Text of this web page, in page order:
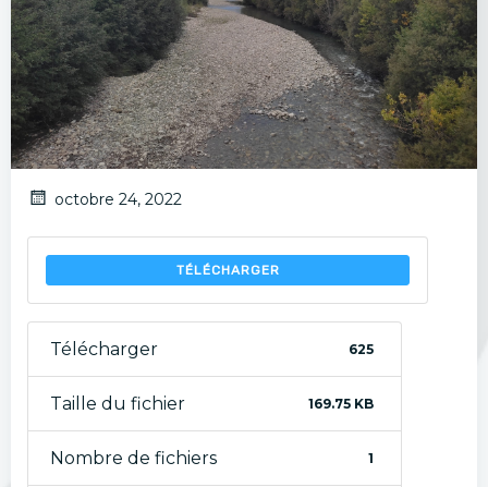
octobre 24, 2022
TÉLÉCHARGER
Télécharger 625
Taille du fichier 169.75 KB
Nombre de fichiers 1